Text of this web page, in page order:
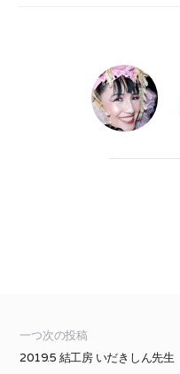
一つ次の投稿
2019.5 結工房 いだきしん先生